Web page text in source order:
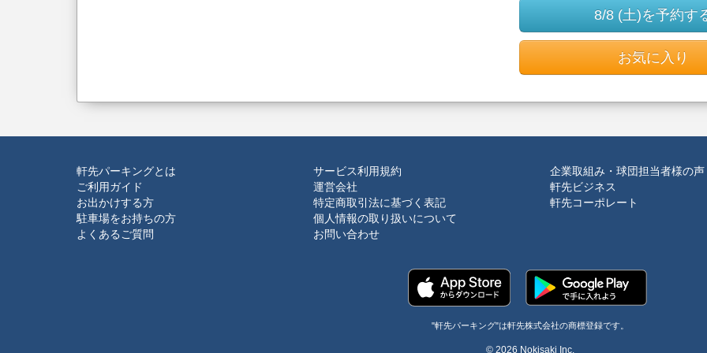
8/8 (土)を予約す
お気に入り
軒先パーキングとは
ご利用ガイド
お出かけする方
駐車場をお持ちの方
よくあるご質問
サービス利用規約
運営会社
特定商取引法に基づく表記
個人情報の取り扱いについて
お問い合わせ
企業取組み・球団担当者様の声
軒先ビジネス
軒先コーポレート
"軒先パーキング"は軒先株式会社の商標登録です。
© 2026 Nokisaki Inc.